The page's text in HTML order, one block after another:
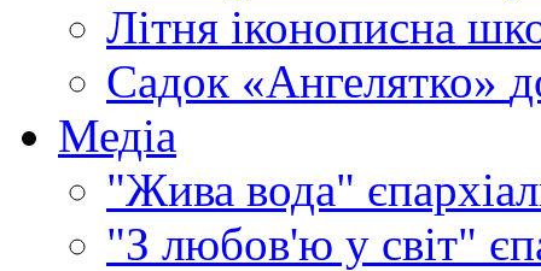
Літня іконописна
Садок «Ангелятко»
Медіа
"Жива вода"
"З любов'ю у світ"